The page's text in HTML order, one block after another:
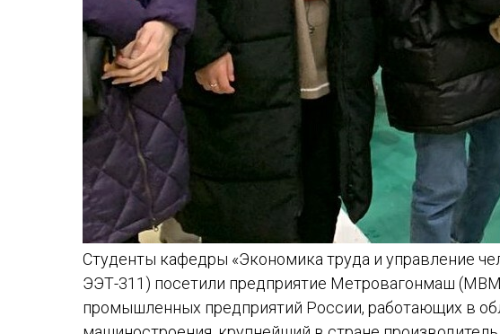
Студенты кафедры «Экономика труда и управление
ЭЭТ-311) посетили предприятие Метровагонмаш
промышленных предприятий России, работающих в